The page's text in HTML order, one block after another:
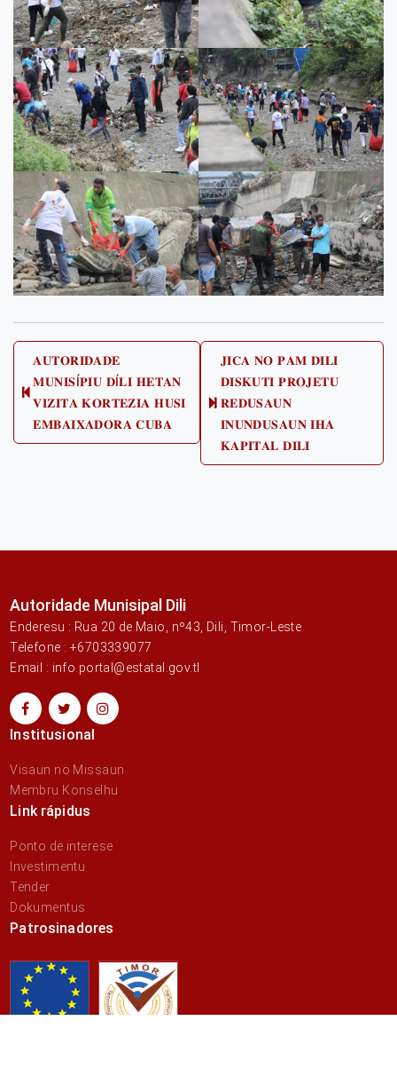
Post
navigationPrevious
post:
𝐀𝐔𝐓𝐎𝐑𝐈𝐃𝐀𝐃𝐄
𝐌𝐔𝐍𝐈𝐒Í𝐏𝐈𝐔 𝐃Í𝐋𝐈 𝐇𝐄𝐓𝐀𝐍
𝐕𝐈𝐙𝐈𝐓𝐀 𝐊𝐎𝐑𝐓𝐄𝐙𝐈𝐀 𝐇𝐔𝐒𝐈
𝐄𝐌𝐁𝐀𝐈𝐗𝐀𝐃𝐎𝐑𝐀 𝐂𝐔𝐁𝐀
post:
𝐉𝐈𝐂𝐀 𝐍𝐎 𝐏𝐀𝐌 𝐃𝐈𝐋𝐈
𝐃𝐈𝐒𝐊𝐔𝐓𝐈 𝐏𝐑𝐎𝐉𝐄𝐓𝐔
𝐑𝐄𝐃𝐔𝐒𝐀𝐔𝐍
𝐈𝐍𝐔𝐍𝐃𝐔𝐒𝐀𝐔𝐍 𝐈𝐇𝐀
𝐊𝐀𝐏𝐈𝐓𝐀𝐋 𝐃𝐈𝐋𝐈
Autoridade Munisipal Dili
Enderesu : Rua 20 de Maio, nº43, Dili, Timor-Leste
Telefone : +6703339077
Email : info.portal@estatal.gov.tl
Institusional
Visaun no Missaun
Membru Konselhu
Link rápidus
Ponto de interese
Investimentu
Tender
Dokumentus
Patrosinadores